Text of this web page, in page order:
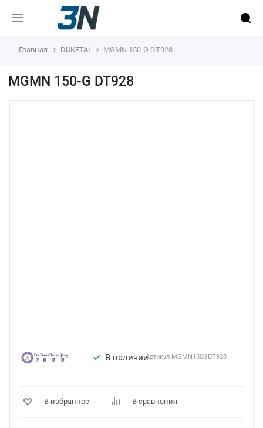
Главная DUKETAI MGMN 150-G DT928
MGMN 150-G DT928
В наличииАртикул MGMN150GDT928
В избранное В сравнения